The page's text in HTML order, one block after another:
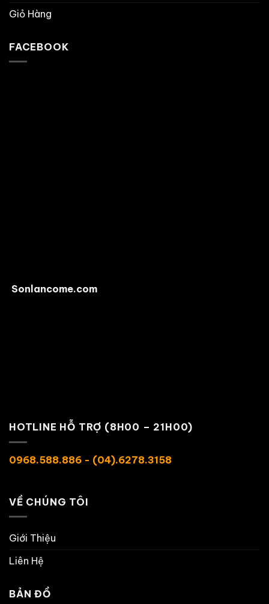
Giỏ Hàng
FACEBOOK
Sonlancome.com
HOTLINE HỖ TRỢ (8H00 – 21H00)
0968.588.886 - (04).6278.3158
VỀ CHÚNG TÔI
Giới Thiệu
Liên Hệ
BẢN ĐỒ